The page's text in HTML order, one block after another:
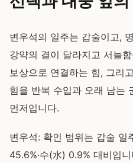
변우석의 일주는 갑술이고,
강약의 결이 달라지고 서늘
보상으로 연결하는 힘, 그리
힘을 반복 수입과 오래 남는
먼저입니다.
변우석: 확인 범위는 갑술 일
45.6%·수(水) 0.9% 대비입